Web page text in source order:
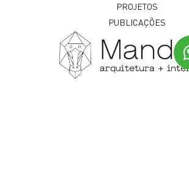
PROJETOS
PUBLICAÇÕES